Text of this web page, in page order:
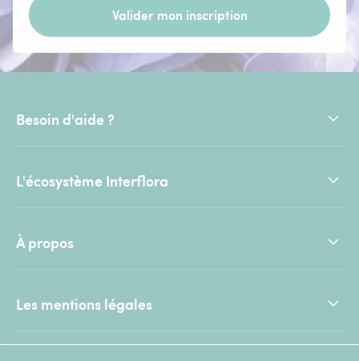
Valider mon inscription
Besoin d'aide ?
L'écosystème Interflora
À propos
Les mentions légales